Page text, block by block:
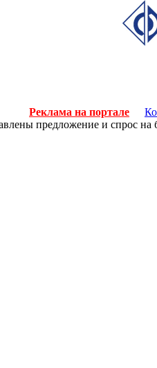
Реклама на портале
предложение и спрос на